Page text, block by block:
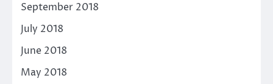
September 2018
July 2018
June 2018
May 2018